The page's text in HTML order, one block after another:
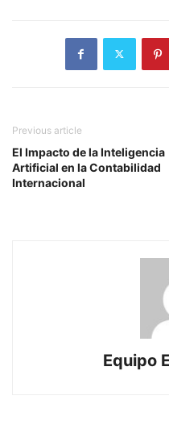
Previous article
El Impacto de la Inteligencia
Artificial en la Contabilidad
Internacional
Equipo